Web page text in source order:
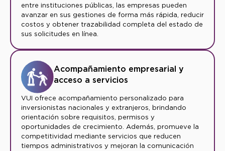
entre instituciones públicas, las empresas pueden
avanzar en sus gestiones de forma más rápida, reducir
costos y obtener trazabilidad completa del estado de
sus solicitudes en línea.
Acompañamiento empresarial y
acceso a servicios
VUI ofrece acompañamiento personalizado para
inversionistas nacionales y extranjeros, brindando
orientación sobre requisitos, permisos y
oportunidades de crecimiento. Además, promueve la
competitividad mediante servicios que reducen
tiempos administrativos y mejoran la comunicación